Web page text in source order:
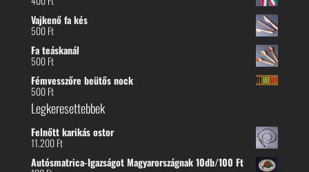
Vajkenő fa kés
500Ft
Fa teáskanál
500Ft
Fémvesszőre beütős nock
500Ft
Legkeresettebbek
Felnőtt karikás ostor
11.200Ft
Autósmatrica-Igazságot Magyarországnak 10db/100 Ft